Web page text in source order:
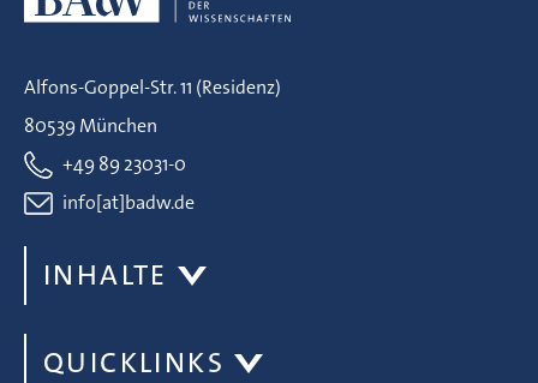
Alfons-Goppel-Str. 11 (Residenz)
80539 München
+49 89 23031-0
info[at]badw.de
INHALTE
QUICKLINKS